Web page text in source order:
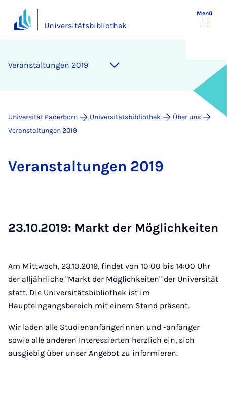
Universitätsbibliothek
Menü
Ver­an­stal­tun­gen 2019
Universität Paderborn Universitätsbibliothek
Über uns
Veranstaltungen 2019
Ver­an­stal­tun­gen 2019
23.10.2019: Markt der Mög­lich­kei­ten
Am Mittwoch, 23.10.2019, findet von 10:00 bis 14:00 Uhr
der alljährliche "Markt der Möglichkeiten" der Universität
statt. Die Universitätsbibliothek ist im
Haupteingangsbereich mit einem Stand präsent.
Wir laden alle Studienanfängerinnen und -anfänger
sowie alle anderen Interessierten herzlich ein, sich
ausgiebig über unser Angebot zu informieren.